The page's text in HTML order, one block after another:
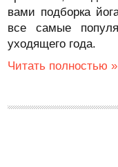
вами подборка
все самые
уходящего года.
Читать полностью »